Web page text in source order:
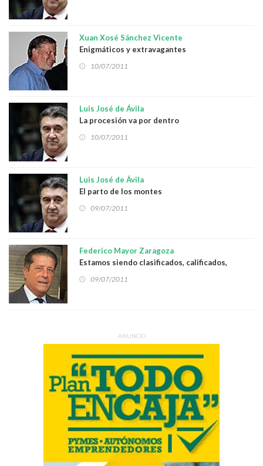
Xuan Xosé Sánchez Vicente
Enigmáticos y extravagantes
10/07/2011
Luis José de Ávila
La procesión va por dentro
10/07/2011
Luis José de Ávila
El parto de los montes
09/07/2011
Federico Mayor Zaragoza
Estamos siendo clasificados, calificados,
ahormados… Hasta aquí podíamos llegar!
09/07/2011
ANUNCIO